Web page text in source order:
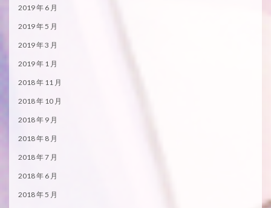
2019 年 6 月
2019 年 5 月
2019 年 3 月
2019 年 1 月
2018 年 11 月
2018 年 10 月
2018 年 9 月
2018 年 8 月
2018 年 7 月
2018 年 6 月
2018 年 5 月